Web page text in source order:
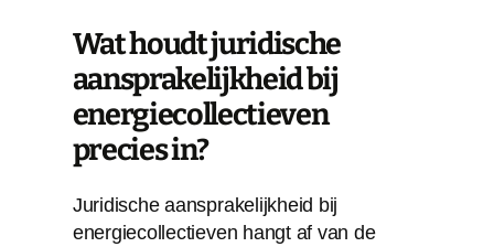
Wat houdt juridische
aansprakelijkheid bij
energiecollectieven
precies in?
Juridische aansprakelijkheid bij
energiecollectieven hangt af van de